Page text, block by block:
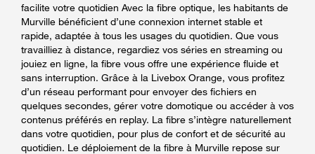
facilite votre quotidien Avec la fibre optique, les habitants de
Murville bénéficient d’une connexion internet stable et
rapide, adaptée à tous les usages du quotidien. Que vous
travailliez à distance, regardiez vos séries en streaming ou
jouiez en ligne, la fibre vous offre une expérience fluide et
sans interruption. Grâce à la Livebox Orange, vous profitez
d’un réseau performant pour envoyer des fichiers en
quelques secondes, gérer votre domotique ou accéder à vos
contenus préférés en replay. La fibre s’intègre naturellement
dans votre quotidien, pour plus de confort et de sécurité au
quotidien. Le déploiement de la fibre à Murville repose sur